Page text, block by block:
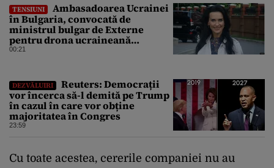
TENSIUNI
Ambasadoarea Ucrainei
în Bulgaria, convocată de
ministrul bulgar de Externe
pentru drona ucraineană
prăbușită în apropierea
00:21
DEZVĂLUIRI
Reuters: Democrații
vor încerca să-l demită pe Trump
în cazul în care vor obține
majoritatea în Congres
23:59
Cu toate acestea, cererile companiei nu au